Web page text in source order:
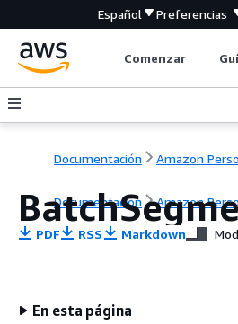
Español Preferencias
Comenzar
Documentación Amazon
Documentación Amazon
PDF RSS Markdown
En esta página